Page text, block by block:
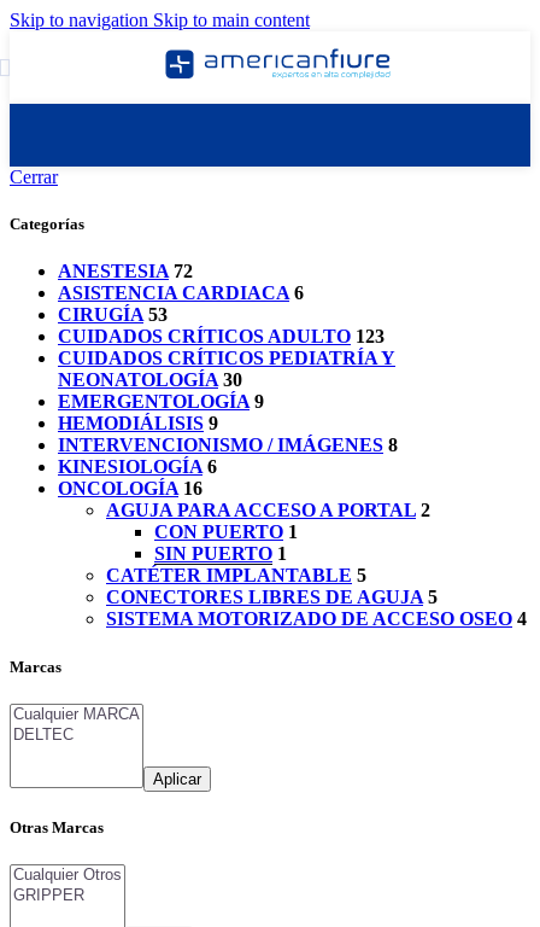
Skip to navigation Skip to main content
Cerrar
Categorías
ANESTESIA 72
ASISTENCIA CARDIACA 6
CIRUGÍA 53
CUIDADOS CRÍTICOS ADULTO 123
CUIDADOS CRÍTICOS PEDIATRÍA Y
NEONATOLOGÍA 30
EMERGENTOLOGÍA 9
HEMODIÁLISIS 9
INTERVENCIONISMO / IMÁGENES 8
KINESIOLOGÍA 6
ONCOLOGÍA 16
AGUJA PARA ACCESO A PORTAL 2
CON PUERTO 1
SIN PUERTO 1
CATÉTER IMPLANTABLE 5
CONECTORES LIBRES DE AGUJA 5
SISTEMA MOTORIZADO DE ACCESO OSEO 4
Marcas
Aplicar
Otras Marcas